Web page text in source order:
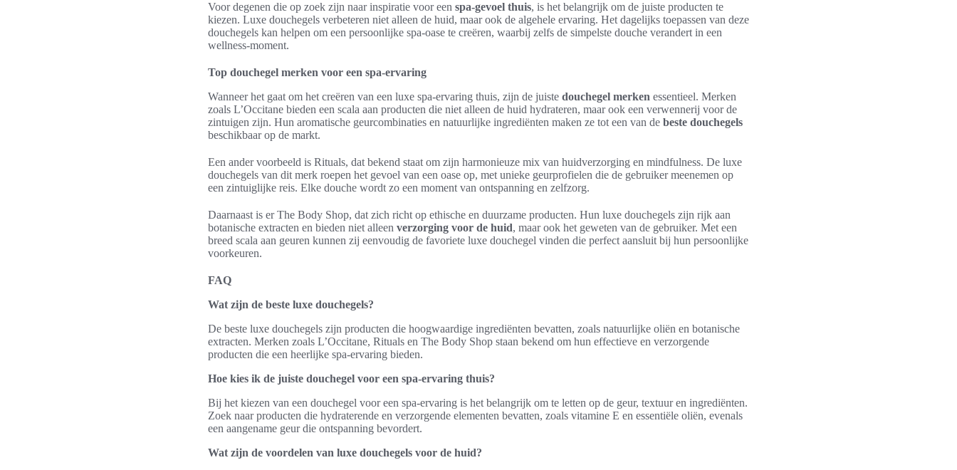
Voor degenen die op zoek zijn naar inspiratie voor een spa-gevoel thuis, is het belangrijk om de juiste producten te
kiezen. Luxe douchegels verbeteren niet alleen de huid, maar ook de algehele ervaring. Het dagelijks toepassen van deze
douchegels kan helpen om een persoonlijke spa-oase te creëren, waarbij zelfs de simpelste douche verandert in een
wellness-moment.
Top douchegel merken voor een spa-ervaring
Wanneer het gaat om het creëren van een luxe spa-ervaring thuis, zijn de juiste douchegel merken essentieel. Merken
zoals L’Occitane bieden een scala aan producten die niet alleen de huid hydrateren, maar ook een verwennerij voor de
zintuigen zijn. Hun aromatische geurcombinaties en natuurlijke ingrediënten maken ze tot een van de beste douchegels
beschikbaar op de markt.
Een ander voorbeeld is Rituals, dat bekend staat om zijn harmonieuze mix van huidverzorging en mindfulness. De luxe
douchegels van dit merk roepen het gevoel van een oase op, met unieke geurprofielen die de gebruiker meenemen op
een zintuiglijke reis. Elke douche wordt zo een moment van ontspanning en zelfzorg.
Daarnaast is er The Body Shop, dat zich richt op ethische en duurzame producten. Hun luxe douchegels zijn rijk aan
botanische extracten en bieden niet alleen verzorging voor de huid, maar ook het geweten van de gebruiker. Met een
breed scala aan geuren kunnen zij eenvoudig de favoriete luxe douchegel vinden die perfect aansluit bij hun persoonlijke
voorkeuren.
FAQ
Wat zijn de beste luxe douchegels?
De beste luxe douchegels zijn producten die hoogwaardige ingrediënten bevatten, zoals natuurlijke oliën en botanische
extracten. Merken zoals L’Occitane, Rituals en The Body Shop staan bekend om hun effectieve en verzorgende
producten die een heerlijke spa-ervaring bieden.
Hoe kies ik de juiste douchegel voor een spa-ervaring thuis?
Bij het kiezen van een douchegel voor een spa-ervaring is het belangrijk om te letten op de geur, textuur en ingrediënten.
Zoek naar producten die hydraterende en verzorgende elementen bevatten, zoals vitamine E en essentiële oliën, evenals
een aangename geur die ontspanning bevordert.
Wat zijn de voordelen van luxe douchegels voor de huid?